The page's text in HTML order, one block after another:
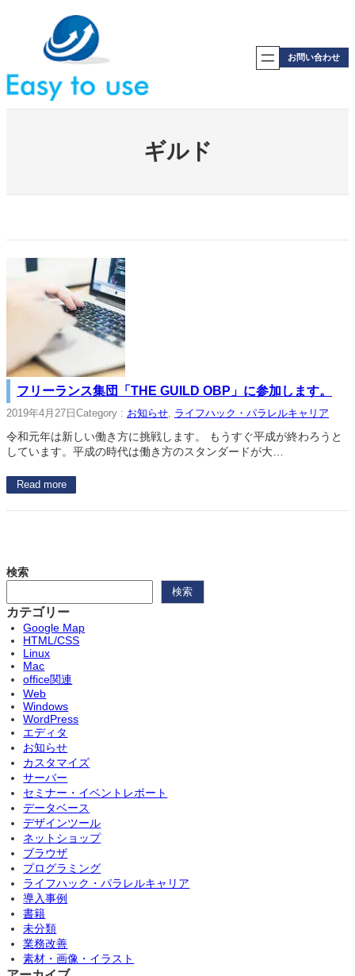
キ
ッ
お問い合わせ
ギルド
フリーランス集団「THE GUILD OBP」に参加します。
2019年4月27日 Category : お知らせ, ライフハック・パラレルキャリア
令和元年は新しい働き方に挑戦します。 もうすぐ平成が終わろうと
しています。平成の時代は働き方のスタンダードが大…
Read more
検索
検索
カテゴリー
Google Map
HTML/CSS
Linux
Mac
office関連
Web
Windows
WordPress
エディタ
お知らせ
カスタマイズ
サーバー
セミナー・イベントレポート
データベース
デザインツール
ネットショップ
ブラウザ
プログラミング
ライフハック・パラレルキャリア
導入事例
書籍
未分類
業務改善
素材・画像・イラスト